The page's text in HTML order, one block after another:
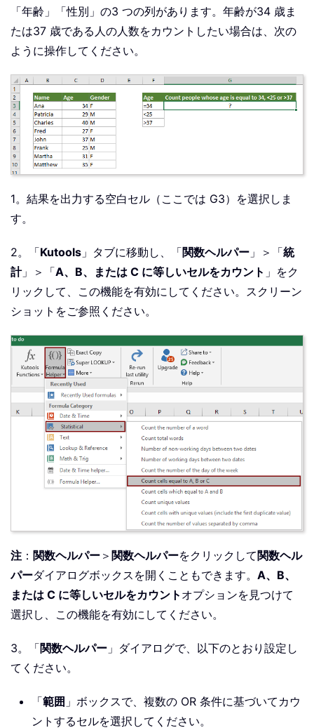
「年齢」「性別」の3 つの列があります。年齢が34 歳ま
たは37 歳である人の人数をカウントしたい場合は、次の
ように操作してください。
1。結果を出力する空白セル（ここでは G3）を選択しま
す。
2。「Kutools 」タブに移動し、「関数ヘルパー 」＞「統
計」＞「A、B、または C に等しいセルをカウント 」をク
リックして、この機能を有効にしてください。スクリーン
ショットをご参照ください。
注 ： 関数ヘルパー ＞ 関数ヘルパーをクリックして関数ヘル
パーダイアログボックスを開くこともできます。 A、B、
または C に等しいセルをカウント オプションを見つけて
選択し、この機能を有効にしてください。
3。「関数ヘルパー 」ダイアログで、以下のとおり設定し
てください。
「範囲 」ボックスで、複数の OR 条件に基づいてカウ
ントするセルを選択してください。